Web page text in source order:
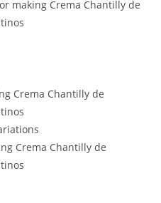
making Crema Chantilly de
Crema Chantilly de
Crema Chantilly de